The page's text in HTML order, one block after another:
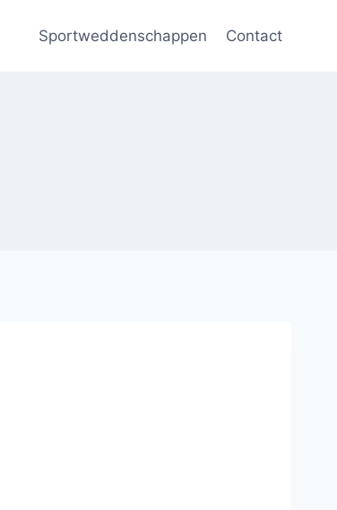
Sportweddenschappen Contact